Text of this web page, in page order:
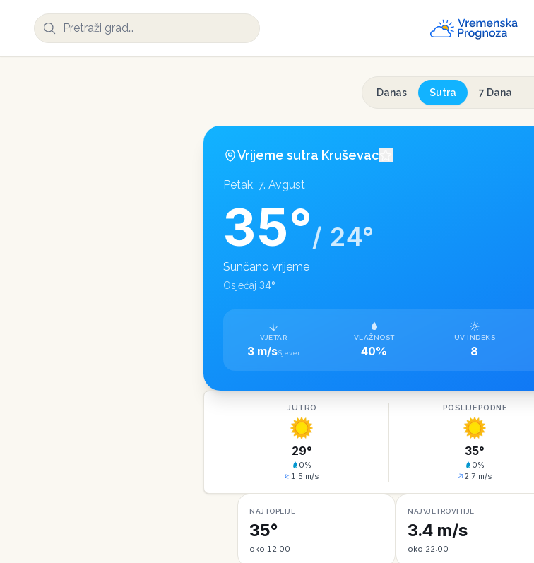
Danas Sutra 7 Dana
Vrijeme sutra Kruševac
Petak, 7. Avgust
35°/ 24°
Sunčano vrijeme
Osjećaj 34°
VJETAR
3 m/sSjever
VLAŽNOST
40%
UV INDEKS
8
JUTRO
29°
0%
1.5 m/s
POSLIJEPODNE
35°
0%
2.7 m/s
NAJTOPLIJE
35°
oko 12:00
NAJVJETROVITIJE
3.4 m/s
oko 22:00